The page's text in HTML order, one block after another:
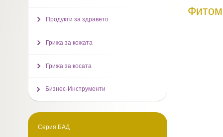
Продукти за здравето
Грижа за кожата
Грижа за косата
Бизнес-Инструменти
Серия БАД